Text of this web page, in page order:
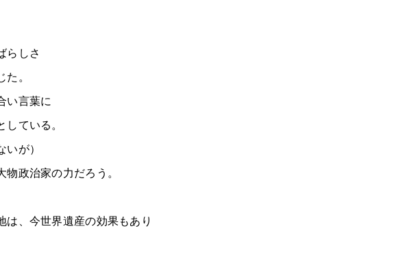
らしさ
。
い言葉に
ている。
が）
政治家の力だろう。
、今世界遺産の効果もあり